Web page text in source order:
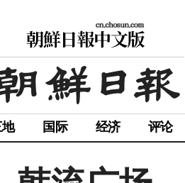
国际 经济 评论